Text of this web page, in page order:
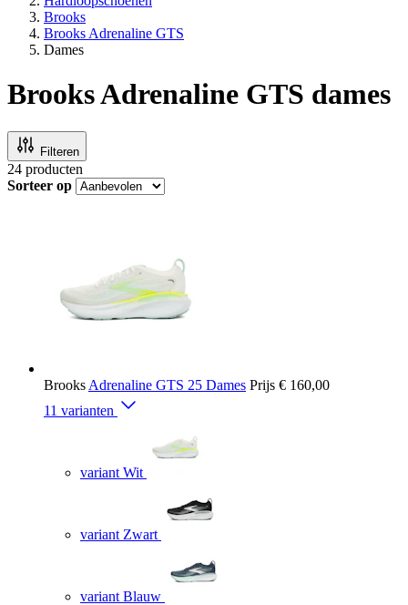
Brooks
Brooks Adrenaline GTS
Dames
Brooks Adrenaline GTS dames
Filteren
24 producten
Sorteer op
Brooks Adrenaline GTS 25 Dames Prijs € 160,00
11 varianten
variant Wit
variant Zwart
variant Blauw